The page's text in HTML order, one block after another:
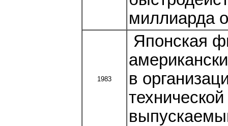
миллиарда
1983
Японская
в